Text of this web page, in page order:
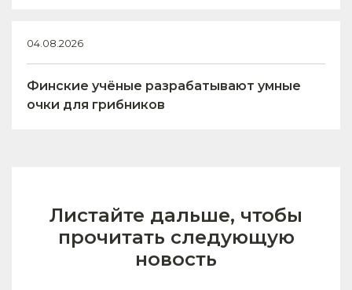
04.08.2026
Финские учёные разрабатывают умные
очки для грибников
Листайте дальше, чтобы
прочитать следующую
новость